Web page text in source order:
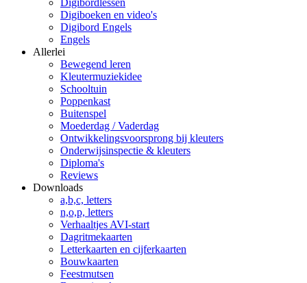
Digibordlessen
Digiboeken en video's
Digibord Engels
Engels
Allerlei
Bewegend leren
Kleutermuziekidee
Schooltuin
Poppenkast
Buitenspel
Moederdag / Vaderdag
Ontwikkelingsvoorsprong bij kleuters
Onderwijsinspectie & kleuters
Diploma's
Reviews
Downloads
a,b,c, letters
n,o,p, letters
Verhaaltjes AVI-start
Dagritmekaarten
Letterkaarten en cijferkaarten
Bouwkaarten
Feestmutsen